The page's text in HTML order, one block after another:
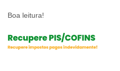
Boa leitura!